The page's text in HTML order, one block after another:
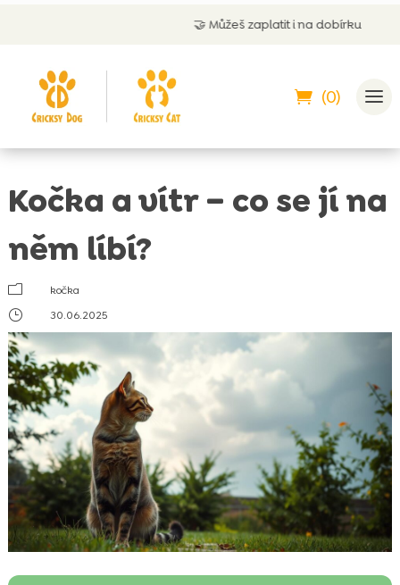
Můžeš zaplatit i na dobírku
(0)
Kočka a vítr – co se jí na
něm líbí?
m
kočka
}
30.06.2025